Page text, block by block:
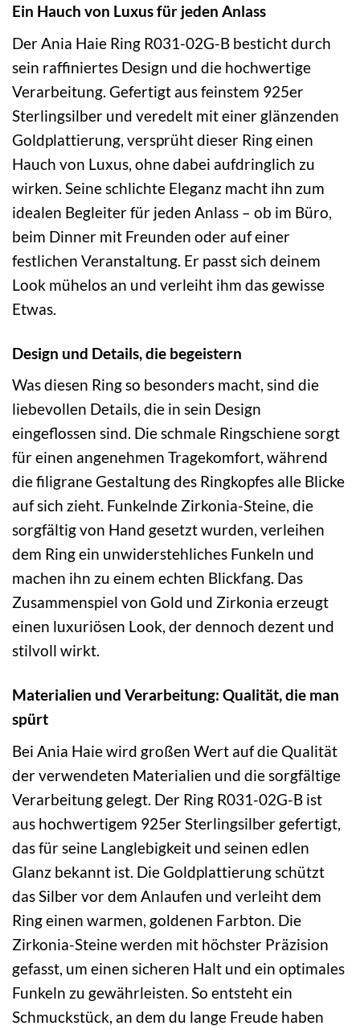
Ein Hauch von Luxus für jeden Anlass
Der Ania Haie Ring R031-02G-B besticht durch
sein raffiniertes Design und die hochwertige
Verarbeitung. Gefertigt aus feinstem 925er
Sterlingsilber und veredelt mit einer glänzenden
Goldplattierung, versprüht dieser Ring einen
Hauch von Luxus, ohne dabei aufdringlich zu
wirken. Seine schlichte Eleganz macht ihn zum
idealen Begleiter für jeden Anlass – ob im Büro,
beim Dinner mit Freunden oder auf einer
festlichen Veranstaltung. Er passt sich deinem
Look mühelos an und verleiht ihm das gewisse
Etwas.
Design und Details, die begeistern
Was diesen Ring so besonders macht, sind die
liebevollen Details, die in sein Design
eingeflossen sind. Die schmale Ringschiene sorgt
für einen angenehmen Tragekomfort, während
die filigrane Gestaltung des Ringkopfes alle Blicke
auf sich zieht. Funkelnde Zirkonia-Steine, die
sorgfältig von Hand gesetzt wurden, verleihen
dem Ring ein unwiderstehliches Funkeln und
machen ihn zu einem echten Blickfang. Das
Zusammenspiel von Gold und Zirkonia erzeugt
einen luxuriösen Look, der dennoch dezent und
stilvoll wirkt.
Materialien und Verarbeitung: Qualität, die man
spürt
Bei Ania Haie wird großen Wert auf die Qualität
der verwendeten Materialien und die sorgfältige
Verarbeitung gelegt. Der Ring R031-02G-B ist
aus hochwertigem 925er Sterlingsilber gefertigt,
das für seine Langlebigkeit und seinen edlen
Glanz bekannt ist. Die Goldplattierung schützt
das Silber vor dem Anlaufen und verleiht dem
Ring einen warmen, goldenen Farbton. Die
Zirkonia-Steine werden mit höchster Präzision
gefasst, um einen sicheren Halt und ein optimales
Funkeln zu gewährleisten. So entsteht ein
Schmuckstück, an dem du lange Freude haben